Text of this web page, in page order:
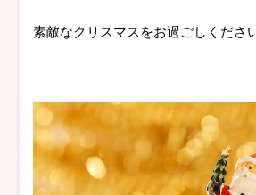
素敵なクリスマスをお過ごしくださ